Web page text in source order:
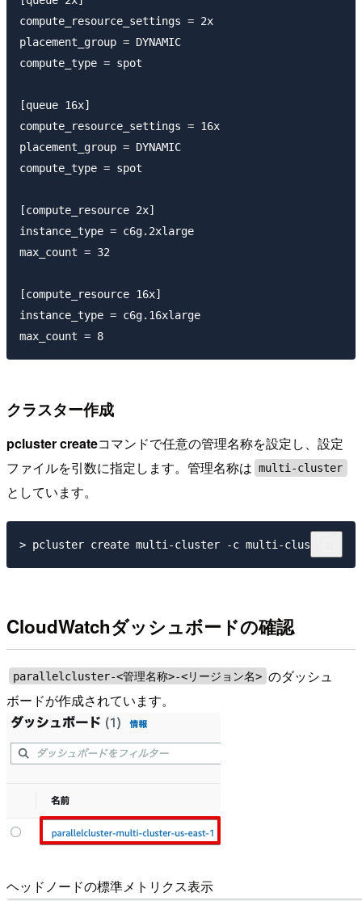
compute_resource_settings = 2x
placement_group = DYNAMIC
compute_type = spot
[queue 16x]
compute_resource_settings = 16x
placement_group = DYNAMIC
compute_type = spot
[compute_resource 2x]
instance_type = c6g.2xlarge
max_count = 32
[compute_resource 16x]
instance_type = c6g.16xlarge
クラスター作成
pcluster createコマンドで任意の管理名称を設定し、設定
ファイルを引数に指定します。管理名称は multi-cluster
としています。
CloudWatchダッシュボードの確認
parallelcluster-<管理名称>-<リージョン名> のダッシュ
ボードが作成されています。
ヘッドノードの標準メトリクス表示